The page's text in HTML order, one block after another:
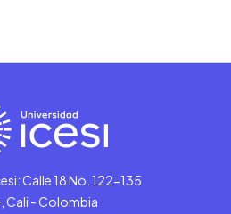
Calle 18 No. 122-135
Cali - Colombia